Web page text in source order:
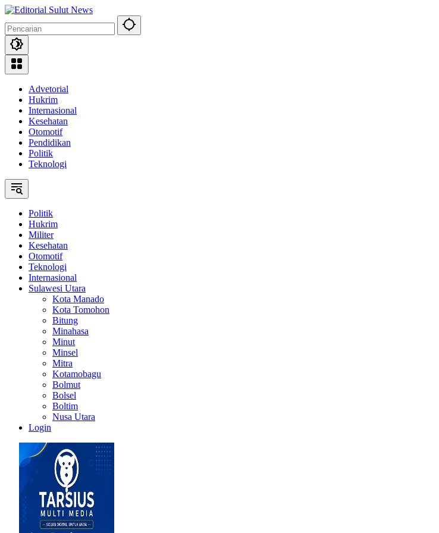
Langsung
konten
Advetorial
Hukrim
Internasional
Kesehatan
Otomotif
Pendidikan
Politik
Teknologi
Politik
Hukrim
Militer
Kesehatan
Otomotif
Teknologi
Internasional
Sulawesi Utara
Kota Manado
Kota Tomohon
Bitung
Minahasa
Minut
Minsel
Mitra
Kotamobagu
Bolmut
Bolsel
Boltim
Nusa Utara
Login